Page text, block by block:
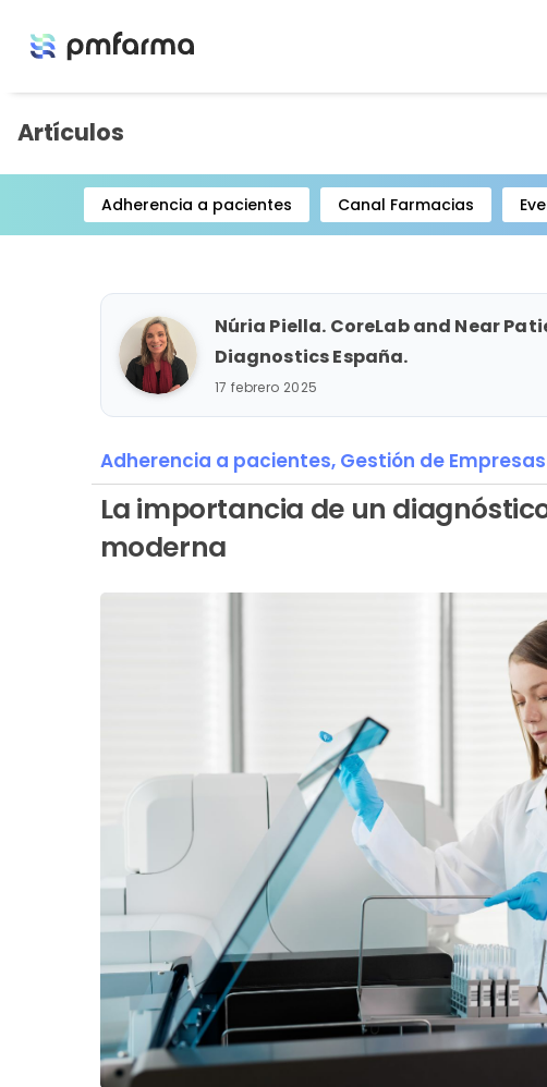
Artículos
Adherencia a pacientes Canal Farmacias
Item
Núria Piella. CoreLab and Near
Diagnostics España.
17 febrero 2025
Adherencia a pacientes, Gestión de Empresas
La importancia de un
moderna